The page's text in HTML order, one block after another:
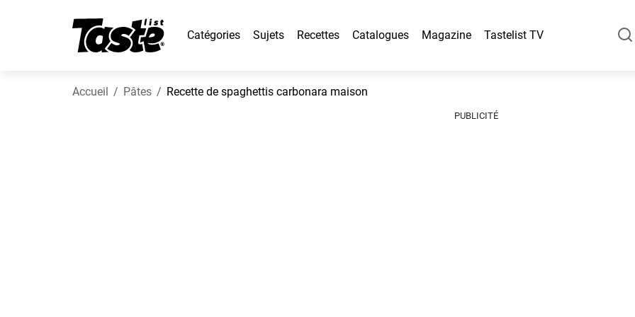
Catégories Sujets Recettes Catalogues Magazine Tastelist TV
Accueil Pâtes Recette de spaghettis carbonara maison
PUBLICITÉ